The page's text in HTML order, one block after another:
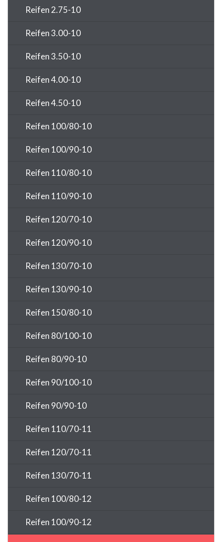
Reifen 2.75-10
Reifen 3.00-10
Reifen 3.50-10
Reifen 4.00-10
Reifen 4.50-10
Reifen 100/80-10
Reifen 100/90-10
Reifen 110/80-10
Reifen 110/90-10
Reifen 120/70-10
Reifen 120/90-10
Reifen 130/70-10
Reifen 130/90-10
Reifen 150/80-10
Reifen 80/100-10
Reifen 80/90-10
Reifen 90/100-10
Reifen 90/90-10
Reifen 110/70-11
Reifen 120/70-11
Reifen 130/70-11
Reifen 100/80-12
Reifen 100/90-12